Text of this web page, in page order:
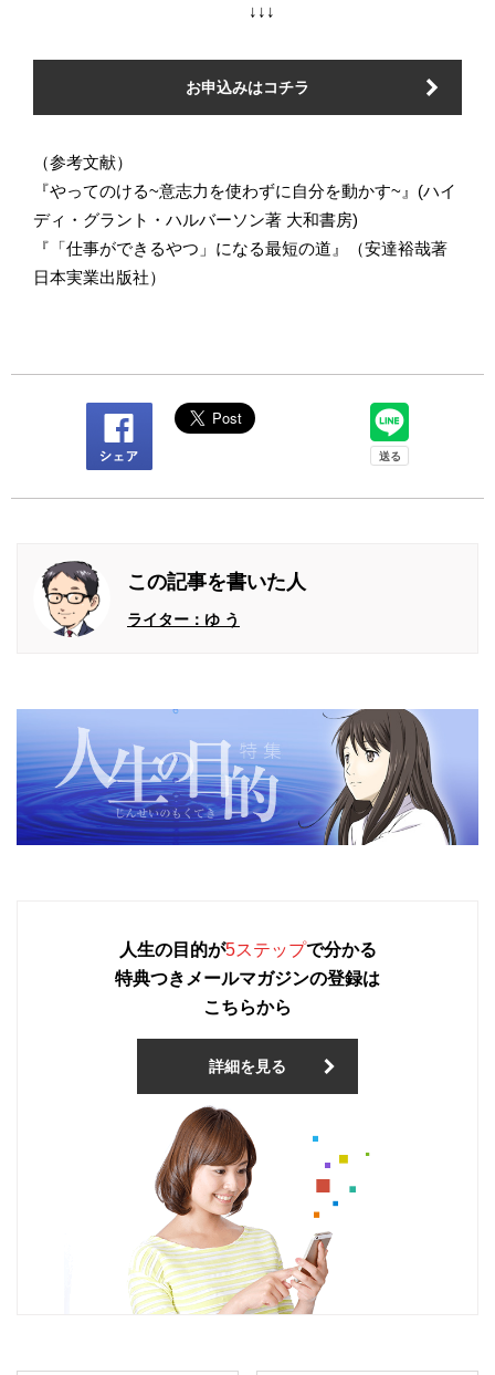
↓↓↓
お申込みはコチラ
（参考文献）
『やってのける~意志力を使わずに自分を動かす~』(ハイ
ディ・グラント・ハルバーソン著 大和書房)
『「仕事ができるやつ」になる最短の道』（安達裕哉著
日本実業出版社）
この記事を書いた人
ライター：ゆ う
人生の目的が5ステップで分かる
特典つきメールマガジンの登録は
こちらから
詳細を見る